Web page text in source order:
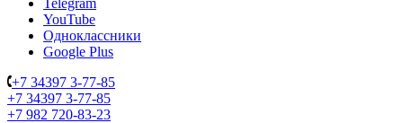
Telegram
YouTube
Одноклассники
Google Plus
+7 34397 3-77-85
+7 34397 3-77-85
+7 982 720-83-23